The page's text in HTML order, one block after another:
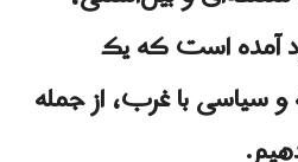
آمده است که یک
با غرب، از جمله